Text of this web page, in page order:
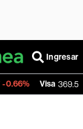
Ingresar
+1.07%